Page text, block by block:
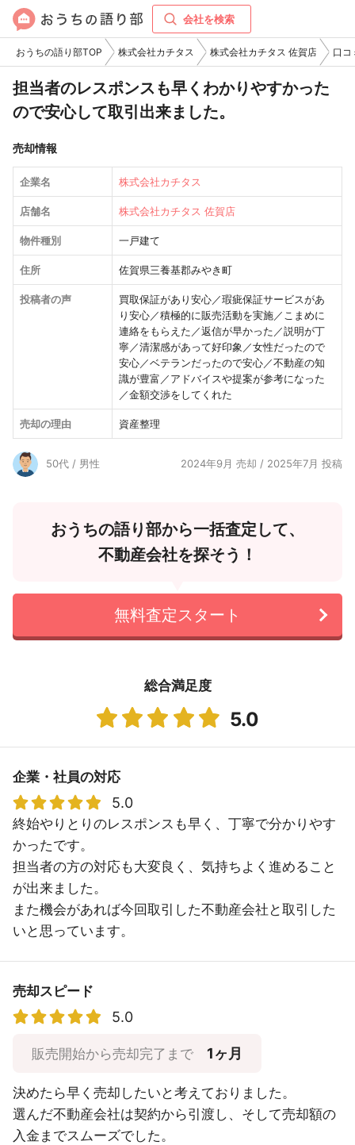
会社を検索
おうちの語り部TOP 株式会社カチタス 株式会社カチタス 佐賀店 口コ
担当者のレスポンスも早くわかりやすかった
ので安心して取引出来ました。
売却情報
企業名 株式会社カチタス
店舗名 株式会社カチタス 佐賀店
物件種別 一戸建て
住所 佐賀県三養基郡みやき町
投稿者の声
買取保証があり安心／瑕疵保証サービスがあ
り安心／積極的に販売活動を実施／こまめに
連絡をもらえた／返信が早かった／説明が丁
寧／清潔感があって好印象／女性だったので
安心／ベテランだったので安心／不動産の知
識が豊富／アドバイスや提案が参考になった
／金額交渉をしてくれた
売却の理由 資産整理
50代 / 男性 2024年9月 売却 / 2025年7月 投稿
おうちの語り部から一括査定して、
不動産会社を探そう！
無料査定スタート
総合満足度
5.0
企業・社員の対応
5.0
終始やりとりのレスポンスも早く、丁寧で分かりやす
かったです。
担当者の方の対応も大変良く、気持ちよく進めること
が出来ました。
また機会があれば今回取引した不動産会社と取引した
いと思っています。
売却スピード
5.0
販売開始から売却完了まで 1ヶ月
決めたら早く売却したいと考えておりました。
選んだ不動産会社は契約から引渡し、そして売却額の
入金までスムーズでした。